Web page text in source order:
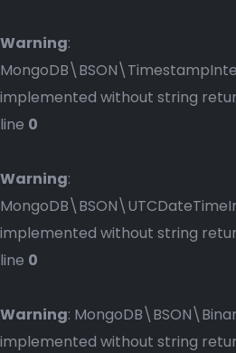
Warning:
implemented without string
line 0
Warning:
implemented without string
line 0
Warning:
implemented without string